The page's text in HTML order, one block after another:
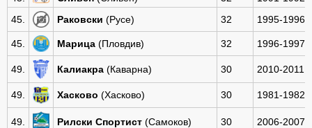
45.
Раковски (Русе) 32 1995-1996
45. Марица (Пловдив) 32 1996-1997
49. Калиакра (Каварна) 30 2010-2011
49. Хасково (Хасково) 30 1981-1982
49. Рилски Спортист (Самоков) 30 2006-2007